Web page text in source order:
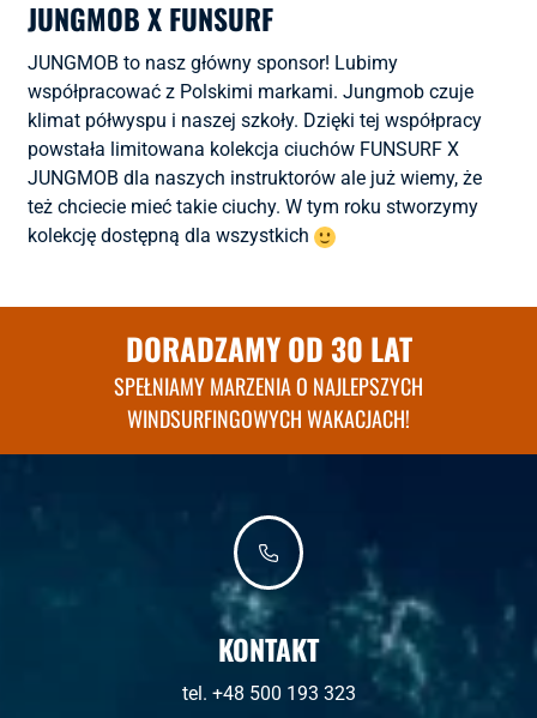
JUNGMOB X FUNSURF
JUNGMOB to nasz główny sponsor! Lubimy
współpracować z Polskimi markami. Jungmob czuje
klimat półwyspu i naszej szkoły. Dzięki tej współpracy
powstała limitowana kolekcja ciuchów FUNSURF X
JUNGMOB dla naszych instruktorów ale już wiemy, że
też chciecie mieć takie ciuchy. W tym roku stworzymy
kolekcję dostępną dla wszystkich
DORADZAMY OD 30 LAT
SPEŁNIAMY MARZENIA O NAJLEPSZYCH
WINDSURFINGOWYCH WAKACJACH!
KONTAKT
tel. +48 500 193 323